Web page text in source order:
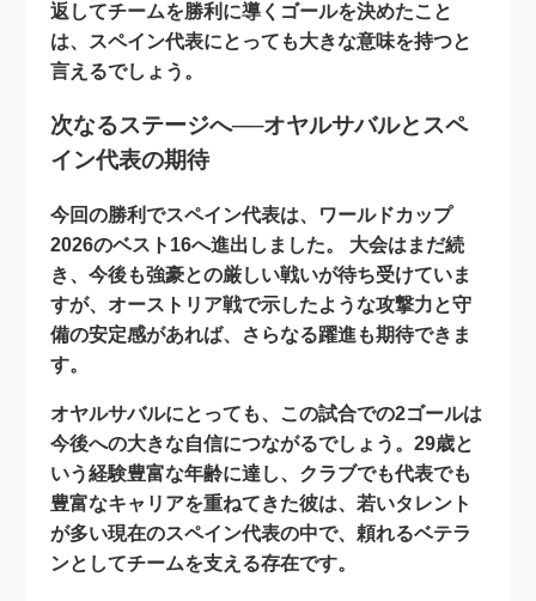
返してチームを勝利に導くゴールを決めたこと
は、スペイン代表にとっても大きな意味を持つと
言えるでしょう。
次なるステージへ──オヤルサバルとスペ
イン代表の期待
今回の勝利でスペイン代表は、ワールドカップ
2026のベスト16へ進出しました。 大会はまだ続
き、今後も強豪との厳しい戦いが待ち受けていま
すが、オーストリア戦で示したような攻撃力と守
備の安定感があれば、さらなる躍進も期待できま
す。
オヤルサバルにとっても、この試合での2ゴールは
今後への大きな自信につながるでしょう。29歳と
いう経験豊富な年齢に達し、クラブでも代表でも
豊富なキャリアを重ねてきた彼は、若いタレント
が多い現在のスペイン代表の中で、頼れるベテラ
ンとしてチームを支える存在です。